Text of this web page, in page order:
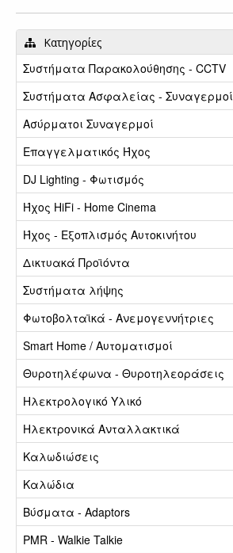
Κατηγορίες
Συστήματα Παρακολούθησης - CCTV
Συστήματα Ασφαλείας - Συναγερμοί
Ασύρματοι Συναγερμοί
Επαγγελματικός Ήχος
DJ Lighting - Φωτισμός
Ήχος HiFi - Home Cinema
Ήχος - Εξοπλισμός Αυτοκινήτου
Δικτυακά Προϊόντα
Συστήματα λήψης
Φωτοβολταϊκά - Ανεμογεννήτριες
Smart Home / Αυτοματισμοί
Θυροτηλέφωνα - Θυροτηλεοράσεις
Ηλεκτρολογικό Υλικό
Ηλεκτρονικά Ανταλλακτικά
Καλωδιώσεις
Καλώδια
Βύσματα - Adaptors
PMR - Walkie Talkie